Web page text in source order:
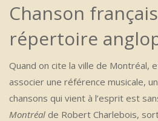
Chanson
répertoire
Quand on cite la ville de Montréal,
associer une référence musicale,
chansons qui vient à l’esprit est
Montréal de Robert Charlebois,